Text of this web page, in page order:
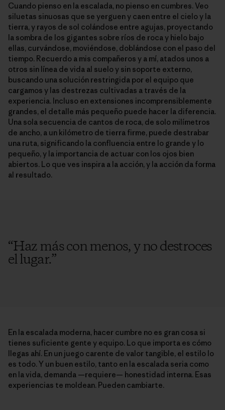
Cuando pienso en la escalada, no pienso en cumbres. Veo
siluetas sinuosas que se yerguen y caen entre el cielo y la
tierra, y rayos de sol colándose entre agujas, proyectando
la sombra de los gigantes sobre ríos de roca y hielo bajo
ellas, curvándose, moviéndose, doblándose con el paso del
tiempo. Recuerdo a mis compañeros y a mí, atados unos a
otros sin línea de vida al suelo y sin soporte externo,
buscando una solución restringida por el equipo que
cargamos y las destrezas cultivadas a través de la
experiencia. Incluso en extensiones incomprensiblemente
grandes, el detalle más pequeño puede hacer la diferencia.
Una sola secuencia de cantos de roca, de solo milímetros
de ancho, a un kilómetro de tierra firme, puede destrabar
una ruta, significando la confluencia entre lo grande y lo
pequeño, y la importancia de actuar con los ojos bien
abiertos. Lo que ves inspira a la acción, y la acción da forma
al resultado.
“Haz más con menos, y no destroces
el lugar.”
En la escalada moderna, hacer cumbre no es gran cosa si
tienes suficiente gente y equipo. Lo que importa es cómo
llegas ahí. En un juego carente de valor tangible, el estilo lo
es todo. Y un buen estilo, tanto en la escalada seria como
en la vida, demanda —requiere— honestidad interna. Esas
experiencias te moldean. Pueden cambiarte.